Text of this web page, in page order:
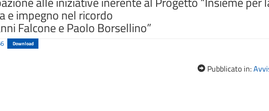
e impegno nel ricordo
Falcone e Paolo Borsellino”
Download
Pubblicato in: